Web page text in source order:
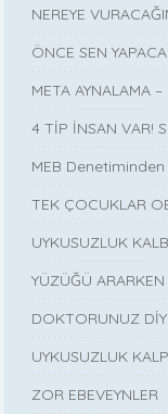
NEREYE
ÖNCE SEN
META AYNALAMA
4 TİP İNSAN VAR!
MEB Denetiminden
TEK ÇOCUKLAR
UYKUSUZLUK
YÜZÜĞÜ
DOKTORUNUZ
UYKUSUZLUK
ZOR EBEVEYNLER